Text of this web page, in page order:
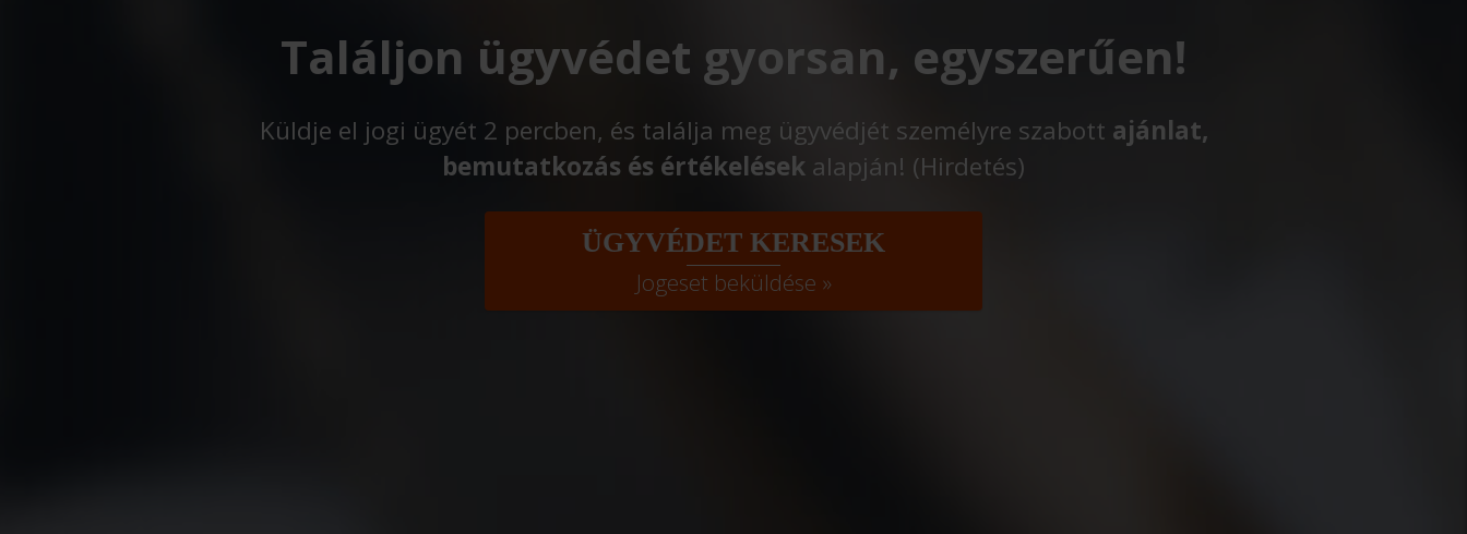
Találjon ügyvédet gyorsan, egyszerűen!
Küldje el jogi ügyét 2 percben, és találja meg ügyvédjét személyre szabott ajánlat,
bemutatkozás és értékelések alapján! (Hirdetés)
ÜGYVÉDET KERESEK
Jogeset beküldése »